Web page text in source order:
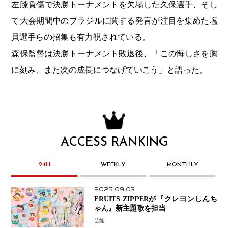
左膝負傷で決勝トーナメントを欠場した久保選手、そし
て大会期間中のブラジルに関する発言が注目を集めた塩
貝選手らの招集も有力視されている。
森保監督は決勝トーナメント敗退後、「この悔しさを胸
に刻み、また次の成長につなげていこう」と語った。
ACCESS RANKING
24H WEEKLY MONTHLY
2025.09.03
FRUITS ZIPPERが『クレヨンしんち
ゃん』新主題歌を担当
芸能